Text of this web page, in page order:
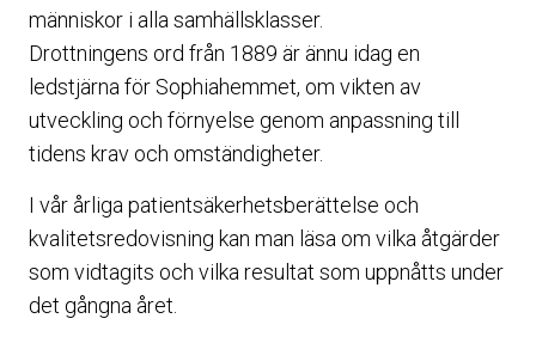
människor i alla samhällsklasser.
Drottningens ord från 1889 är ännu idag en
ledstjärna för Sophiahemmet, om vikten av
utveckling och förnyelse genom anpassning till
tidens krav och omständigheter.
I vår årliga patientsäkerhetsberättelse och
kvalitetsredovisning kan man läsa om vilka åtgärder
som vidtagits och vilka resultat som uppnåtts under
det gångna året.